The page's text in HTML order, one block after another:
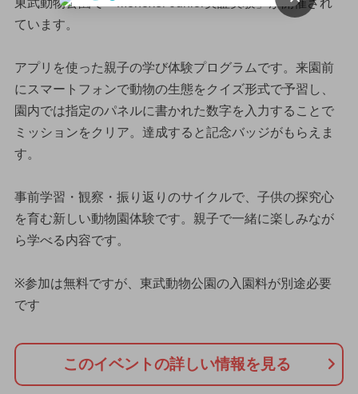
東武動物公園で「Monoxer Junior実証実験」が開催され
ています。
アプリを使った親子の学び体験プログラムです。来園前
にスマートフォンで動物の生態をクイズ形式で予習し、
園内では指定のパネルに書かれた数字を入力することで
ミッションをクリア。達成すると記念バッジがもらえま
す。
事前学習・観察・振り返りのサイクルで、子供の探究心
を育む新しい動物園体験です。親子で一緒に楽しみなが
ら学べる内容です。
※参加は無料ですが、東武動物公園の入園料が別途必要
です
このイベントの詳しい情報を見る